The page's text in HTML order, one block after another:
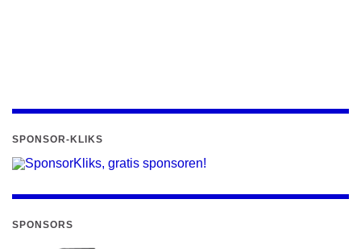
SPONSOR-KLIKS
SPONSORS